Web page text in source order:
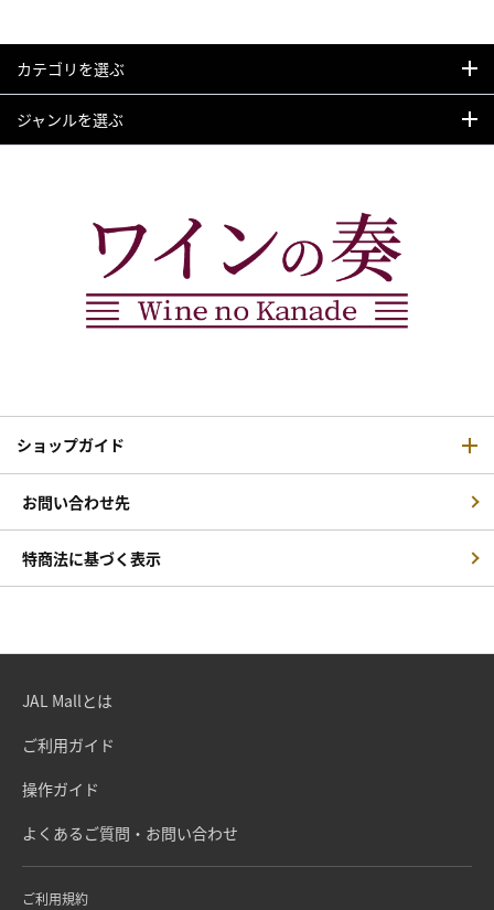
カテゴリを選ぶ
ジャンルを選ぶ
ショップガイド
お問い合わせ先
特商法に基づく表示
JAL Mallとは
ご利用ガイド
操作ガイド
よくあるご質問・お問い合わせ
ご利用規約